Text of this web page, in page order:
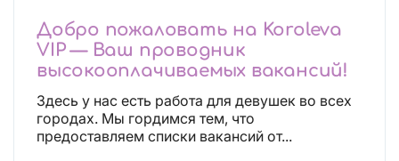
Добро пожаловать на Koroleva
VIP — Ваш проводник
высокооплачиваемых вакансий!
Здесь у нас есть работа для девушек во всех
городах. Мы гордимся тем, что
предоставляем списки вакансий от...